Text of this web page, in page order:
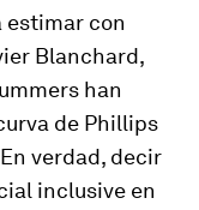
estimar con
Blanchard,
han
de Phillips
verdad, decir
inclusive en